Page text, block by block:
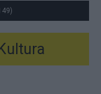
Kultura